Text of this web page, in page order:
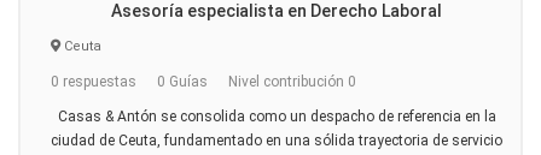
Asesoría especialista en Derecho Laboral
Ceuta
0 respuestas 0 Guías Nivel contribución 0
Casas & Antón se consolida como un despacho de referencia en la
ciudad de Ceuta, fundamentado en una sólida trayectoria de servicio